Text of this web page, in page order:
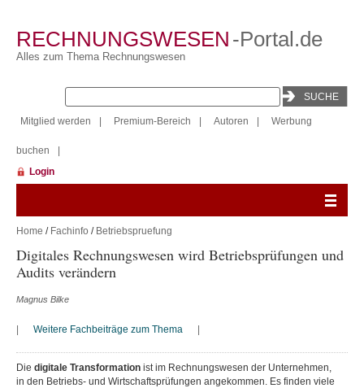
RECHNUNGSWESEN -Portal.de
Alles zum Thema Rechnungswesen
Mitglied werden Premium-Bereich Autoren Werbung
buchen
Login
Home / Fachinfo / Betriebspruefung
Digitales Rechnungswesen wird Betriebsprüfungen und
Audits verändern
Magnus Bilke
Weitere Fachbeiträge zum Thema
Die digitale Transformation ist im Rechnungswesen der Unternehmen,
in den Betriebs- und Wirtschaftsprüfungen angekommen. Es finden viele